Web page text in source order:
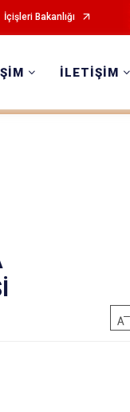
İçişleri Bakanlığı
İLETİŞİM